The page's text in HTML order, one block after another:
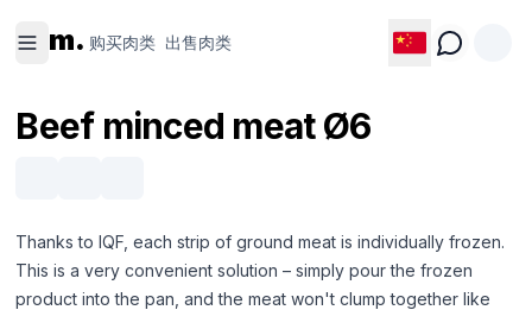
m. 购买肉类 出售肉类
Beef minced meat Ø6
Thanks to IQF, each strip of ground meat is individually frozen.
This is a very convenient solution – simply pour the frozen
product into the pan, and the meat won't clump together like